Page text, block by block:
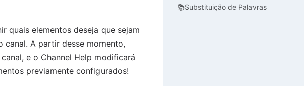
quais elementos deseja que sejam
canal. A partir desse momento,
e o Channel Help modificará
previamente configurados!
📚Substituição de Palavras